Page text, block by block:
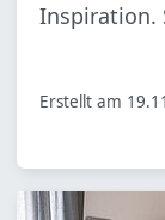
Inspiration.
Erstellt am